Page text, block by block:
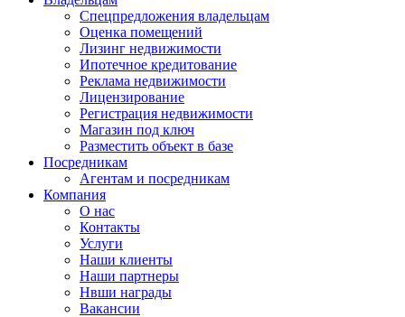
Спецпредложения владельцам
Оценка помещений
Лизинг недвижимости
Ипотечное кредитование
Реклама недвижимости
Лицензирование
Регистрация недвижимости
Магазин под ключ
Разместить объект в базе
Посредникам
Агентам и посредникам
Компания
О нас
Контакты
Услуги
Наши клиенты
Наши партнеры
Нвши награды
Вакансии